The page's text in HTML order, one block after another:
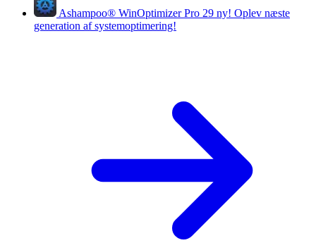
Ashampoo® WinOptimizer Pro 29 ny! Oplev næste
generation af systemoptimering!